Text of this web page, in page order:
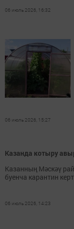
06 июль 2026, 16:32
06 июль 2026, 15:27
Казанда котыру
Казанның Мәскәү
буенча карантин
06 июль 2026, 14:23